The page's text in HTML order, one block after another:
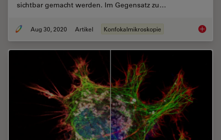
sichtbar gemacht werden. Im Gegensatz zu…
Aug 30, 2020 Artikel Konfokalmikroskopie Mit